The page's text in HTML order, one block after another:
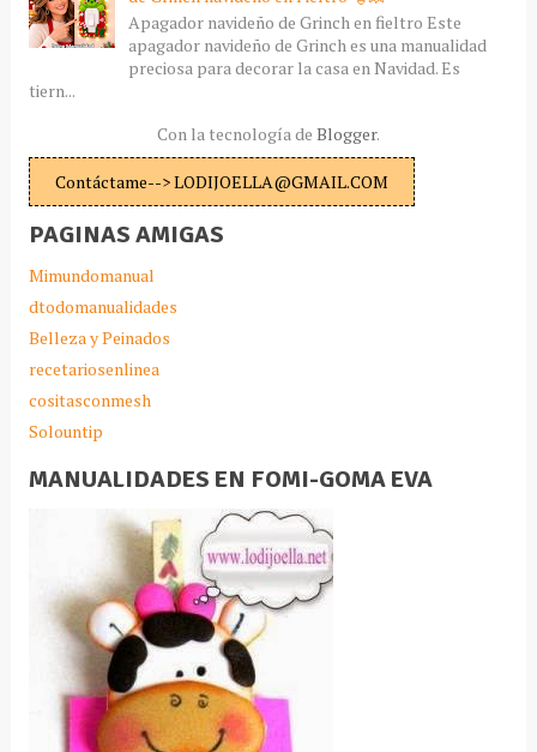
Apagador navideño de Grinch en fieltro Este
apagador navideño de Grinch es una manualidad
preciosa para decorar la casa en Navidad. Es
tiern...
Con la tecnología de Blogger.
Contáctame--> LODIJOELLA@GMAIL.COM
PAGINAS AMIGAS
Mimundomanual
dtodomanualidades
Belleza y Peinados
recetariosenlinea
cositasconmesh
Solountip
MANUALIDADES EN FOMI-GOMA EVA